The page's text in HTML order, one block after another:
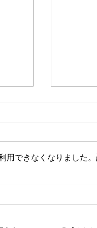
22
太陽光
用できなくなりました